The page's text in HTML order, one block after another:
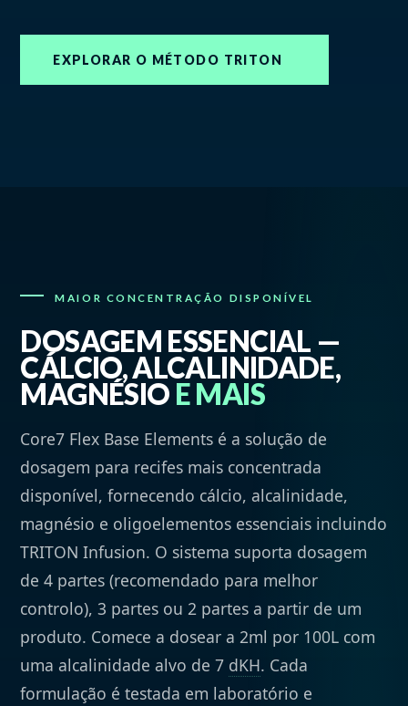
EXPLORAR O MÉTODO TRITON
MAIOR CONCENTRAÇÃO DISPONÍVEL
DOSAGEM ESSENCIAL —
CÁLCIO, ALCALINIDADE,
MAGNÉSIO E MAIS
Core7 Flex Base Elements é a solução de
dosagem para recifes mais concentrada
disponível, fornecendo cálcio, alcalinidade,
magnésio e oligoelementos essenciais incluindo
TRITON Infusion. O sistema suporta dosagem
de 4 partes (recomendado para melhor
controlo), 3 partes ou 2 partes a partir de um
produto. Comece a dosear a 2ml por 100L com
uma alcalinidade alvo de 7 dKH. Cada
formulação é testada em laboratório e